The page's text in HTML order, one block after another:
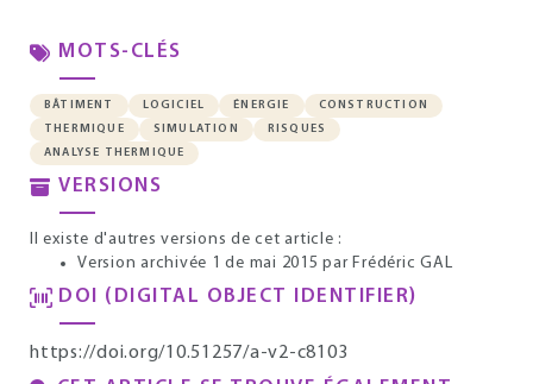
MOTS-CLÉS
BÂTIMENT LOGICIEL ÉNERGIE
CONSTRUCTION
THERMIQUE
SIMULATION
RISQUES
ANALYSE THERMIQUE
VERSIONS
Il existe d'autres versions de cet article :
Version archivée 1 de mai 2015 par Frédéric GAL
DOI (DIGITAL OBJECT IDENTIFIER)
https://doi.org/10.51257/a-v2-c8103